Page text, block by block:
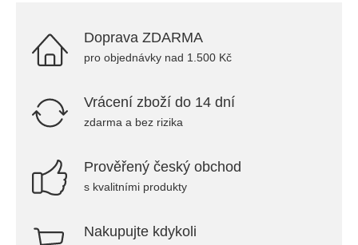
Doprava ZDARMA
pro objednávky nad 1.500 Kč
Vrácení zboží do 14 dní
zdarma a bez rizika
Prověřený český obchod
s kvalitními produkty
Nakupujte kdykoli